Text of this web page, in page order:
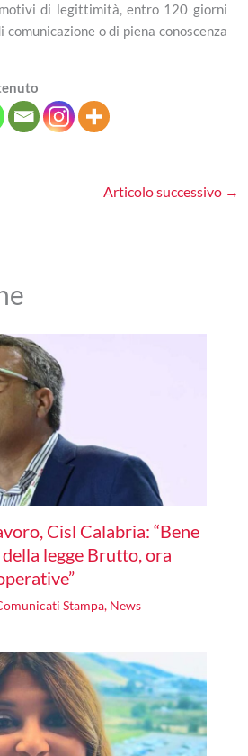
di legittimità, entro 120 giorni
o di piena conoscenza
Articolo successivo →
Cisl Calabria: “Bene
legge Brutto, ora
Stampa, News